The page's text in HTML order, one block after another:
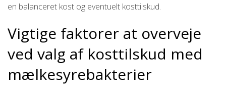
en balanceret kost og eventuelt kosttilskud.
Vigtige faktorer at overveje
ved valg af kosttilskud med
mælkesyrebakterier